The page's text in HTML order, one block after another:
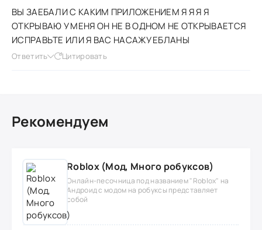
ВЫ ЗАЕБАЛИ С КАКИМ ПРИЛОЖЕНИЕМ Я Я Я Я
ОТКРЫВАЮ У МЕНЯ ОН НЕ В ОДНОМ НЕ ОТКРЫВАЕТСЯ
ИСПРАВЬТЕ ИЛИ Я ВАС НАСАЖУ ЕБЛАНЫ
Ответить Цитировать
Рекомендуем
Roblox (Мод, Много робуксов)
Онлайн-песочница под названием "Roblox" на
Андроид с модом на робуксы представляет
собой